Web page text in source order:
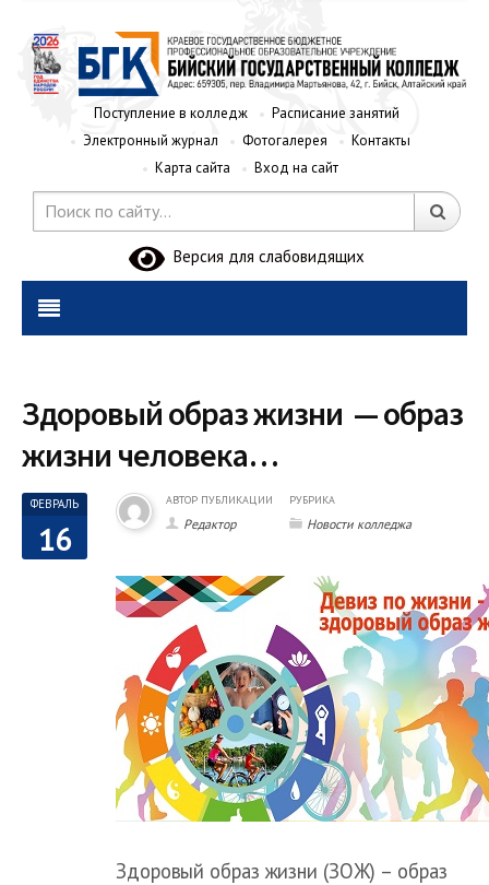
Поступление в колледж
Расписание занятий
Электронный журнал
Фотогалерея
Контакты
Карта сайта
Вход на сайт
Версия для слабовидящих
Здоровый образ жизни — образ
жизни человека…
ФЕВРАЛЬ
16
АВТОР ПУБЛИКАЦИИ
Редактор
РУБРИКА
Новости колледжа
Здоровый образ жизни (ЗОЖ) – образ